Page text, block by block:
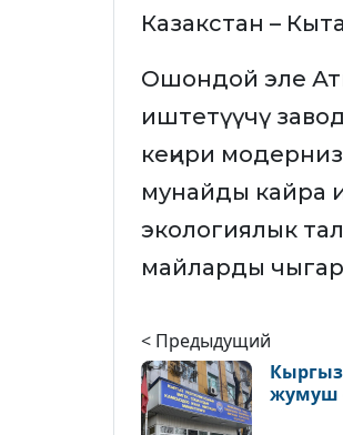
Казакстан –
Ошондой эле
иштетүүчү
кеңири
мунайды кайра
экологиялык
майларды
< Предыдущий
жумуш